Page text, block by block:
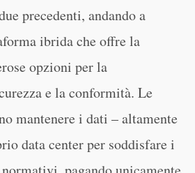
precedenti, andando a
ibrida che offre la
opzioni per la
e la conformità. Le
mantenere i dati – altamente
data center per soddisfare i